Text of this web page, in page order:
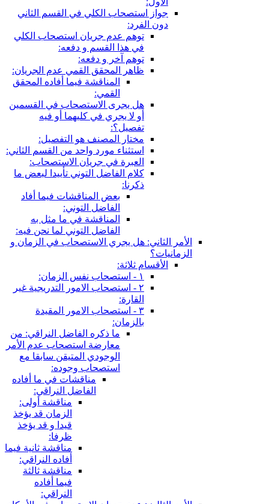
جواز استصحاب الكلي في القسم الثاني
دون الفرد:
توهم عدم جريان استصحاب الكلي
في هذا القسم و دفعه:
توهم آخر و دفعه:
ظاهر المحقق القمي عدم الجريان:
المناقشة فيما أفاده المحقق
القمي:
هل يجرى الاستصحاب في القسمين
أو لا يجري في كليهما أو فيه
تفصيل؟:
مختار المصنف هو التفصيل:
استثناء مورد واحد من القسم الثاني:
العبرة في جريان الاستصحاب:
كلام الفاضل التوني تأييدا لبعض ما
ذكرنا:
بعض المناقشات فيما أفاد
الفاضل التوني:
المناقشة في ما مثل به
الفاضل التوني لما نحن فيه:
الأمر الثاني: هل يجري الاستصحاب في الزمان و
الزمانيات؟
الأقسام ثلاثة:
١ - استصحاب نفس الزمان:
٢ - استصحاب الامور التدريجية غير
القارة:
٣ - استصحاب الامور المقيدة
بالزمان:
ما ذكره الفاضل النراقي: من
معارضة استصحاب عدم الأمر
الوجودي المتيقن سابقا مع
استصحاب وجوده:
مناقشات في ما أفاده
الفاضل النراقي:
مناقشة أولى:
الزمان قد يؤخذ
قيدا و قد يؤخذ
ظرفا:
مناقشة ثانية فيما
أفاده النراقي:
مناقشة ثالثة
فيما أفاده
النراقي: